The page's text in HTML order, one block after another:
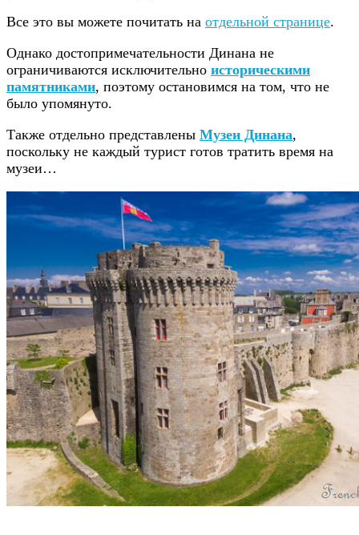
Все это вы можете почитать на отдельной странице.
Однако достопримечательности Динана не
ограничиваются исключительно историческими
памятниками, поэтому остановимся на том, что не
было упомянуто.
Также отдельно представлены Музеи Динана,
поскольку не каждый турист готов тратить время на
музеи…